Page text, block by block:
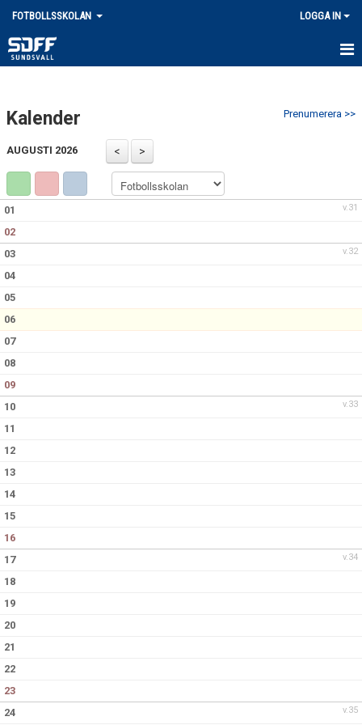
FOTBOLLSSKOLAN LOGGA IN
NYHETER
KALENDER
BILDGALLERI
KONTAKT
Prenumerera >>
Kalender
AUGUSTI 2026
v.31
01
02
v.32
03
04
05
06
07
08
09
v.33
10
11
12
13
14
15
16
v.34
17
18
19
20
21
22
23
v.35
24